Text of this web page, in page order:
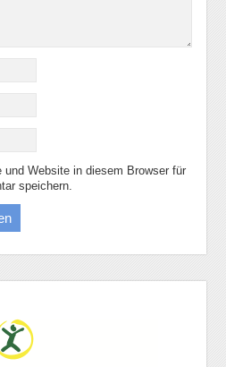
und Website in diesem Browser für
speichern.